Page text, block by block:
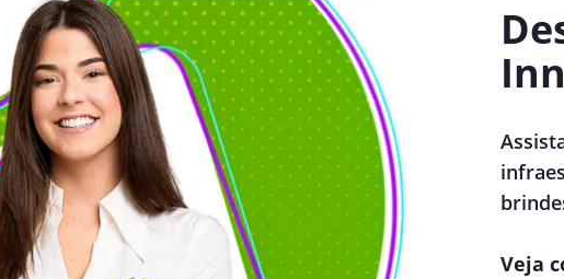
Veja